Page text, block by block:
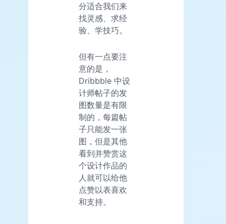
分适合我们来
找灵感、求经
验、学技巧。
但有一点要注
意的是，
Dribbble 中设
计师帖子的发
图数量是有限
制的，每篇帖
子只能发一张
图，但是其他
看到并赞赏这
个设计作品的
人就可以给他
点赞以表喜欢
和支持。